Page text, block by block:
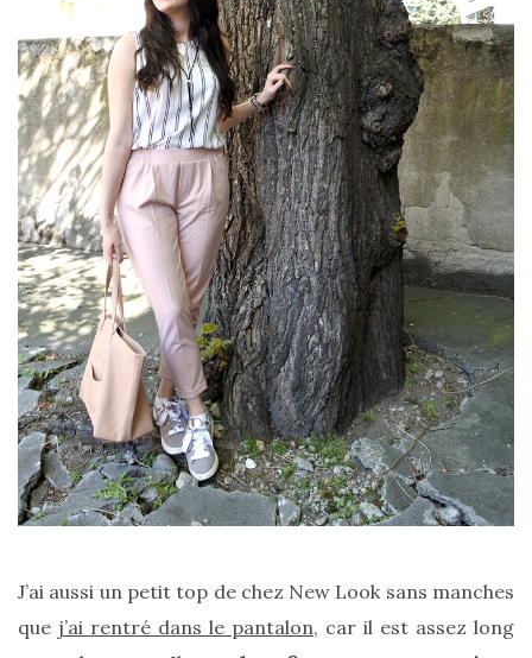
Les
sacs
tendances
printemps
été
2026
:
ma
sélection
chic
et
pratique
au
quotidien
09/05/2026
J’ai aussi un petit top de chez New Look sans manches
que j’ai rentré dans le pantalon, car il est assez long